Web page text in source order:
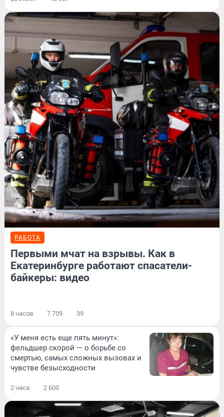
РАБОТА
Первыми мчат на взрывы. Как в
Екатеринбурге работают спасатели-
байкеры: видео
8 часов 7 709 39
«У меня есть еще пять минут»:
фельдшер скорой — о борьбе со
смертью, самых сложных вызовах и
чувстве безысходности
2 часа 2 600